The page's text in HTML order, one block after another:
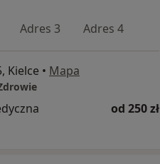
Adres 3 Adres 4
Kielce • Mapa
od 250 zł